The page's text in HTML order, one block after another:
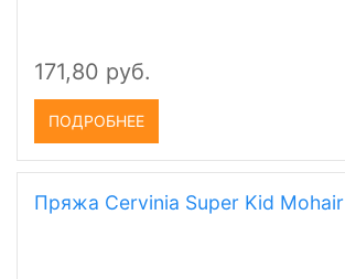
171,80 руб.
ПОДРОБНЕЕ
Пряжа Cervinia Super Kid Mohair